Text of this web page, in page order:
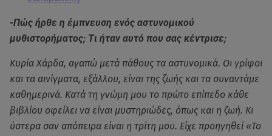
-Πώς ήρθε η έμπνευση ενός αστυνομικού
μυθιστορήματος; Tι ήταν αυτό που σας κέντρισε;
Κυρία Χάρδα, αγαπώ μετά πάθους τα αστυνομικά. Οι γρίφοι
και τα αινίγματα, εξάλλου, είναι της ζωής και τα συναντάμε
καθημερινά. Κατά τη γνώμη μου το πρώτο επίπεδο κάθε
βιβλίου οφείλει να είναι μυστηριώδες, όπως και η ζωή. Κι
ύστερα σαν απόπειρα είναι η τρίτη μου. Είχε προηγηθεί «Το